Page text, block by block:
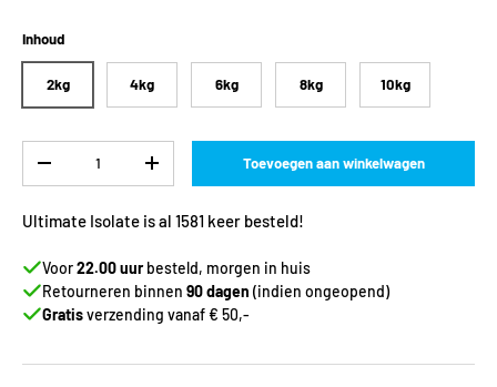
Inhoud
2kg 4kg 6kg 8kg 10kg
-
+ Toevoegen aan winkelwagen
Ultimate Isolate is al 1581 keer besteld!
Voor22.00 uurbesteld, morgen in huis
Retourneren binnen 90 dagen (indien ongeopend)
Gratisverzending vanaf € 50,-